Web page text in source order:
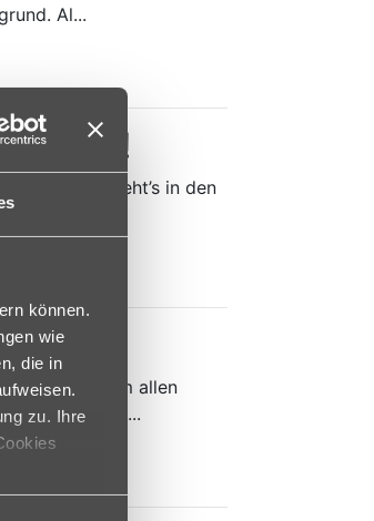
können.
wie
die in
zu. Ihre
Al...
mobil!
Power geht’s in den
...
an dem allen
wie beru...